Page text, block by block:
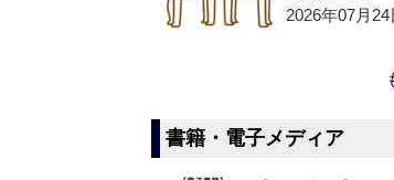
2026年07月24
書籍・電子メディア